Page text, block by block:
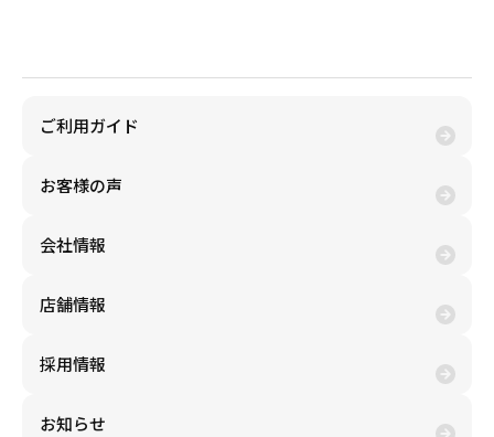
ご利用ガイド
お客様の声
会社情報
店舗情報
採用情報
お知らせ